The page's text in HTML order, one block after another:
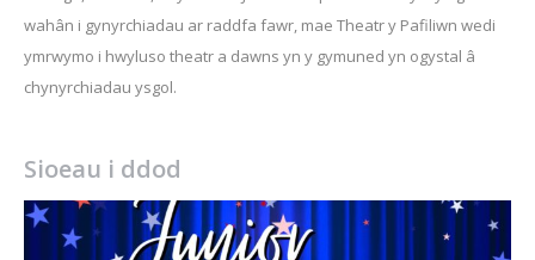
wahân i gynyrchiadau ar raddfa fawr, mae Theatr y Pafiliwn wedi
ymrwymo i hwyluso theatr a dawns yn y gymuned yn ogystal â
chynyrchiadau ysgol.
Sioeau i ddod